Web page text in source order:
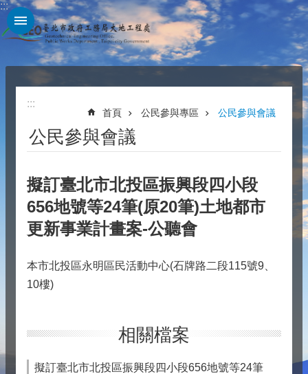
跳到主要內容區塊
:::
:::
首頁 公民參與專區 公民參與會議
公民參與會議
擬訂臺北市北投區振興段四小段
656地號等24筆(原20筆)土地都市
更新事業計畫案-公聽會
本市北投區永明區民活動中心(石牌路二段115號9、
10樓)
相關檔案
擬訂臺北市北投區振興段四小段656地號等24筆